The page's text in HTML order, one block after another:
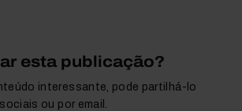
esta publicação?
interessante, pode partilhá-lo
ou por email.